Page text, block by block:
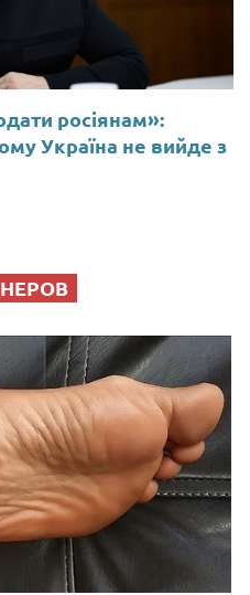
росіянам»:
Україна не вийде з